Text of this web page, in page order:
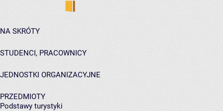
NA SKRÓTY
STUDENCI, PRACOWNICY
JEDNOSTKI ORGANIZACYJNE
PRZEDMIOTY
Podstawy turystyki